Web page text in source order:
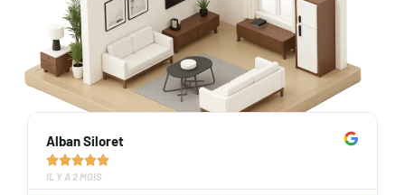
Alban Siloret

IL Y A 2 MOIS